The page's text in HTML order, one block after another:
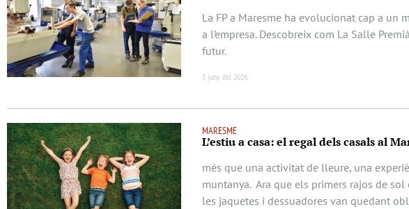
La FP a Maresme ha evolucionat cap a un
a l’empresa. Descobreix com La Salle
futur.
5 juny del 2026
MARESME
L’estiu a casa: el regal dels casals al
més que una activitat de lleure, una
muntanya. Ara que els primers rajos de
les jaquetes i dessuadores van quedant